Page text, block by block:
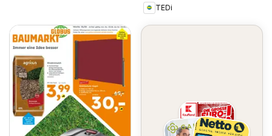
TEDi